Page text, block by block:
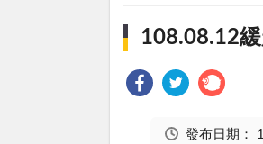
108.08.12
發布日期：